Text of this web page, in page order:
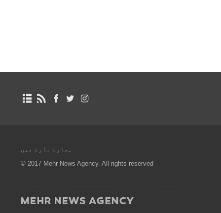
ہمارے بارے میں
© 2017 Mehr News Agency. All rights reserved